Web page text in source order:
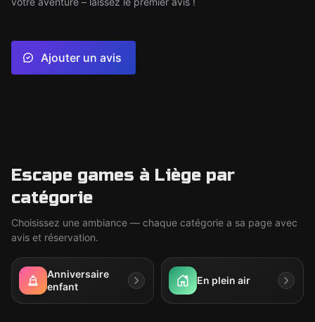
Ajouter un avis
Escape games à Liège par
catégorie
Choisissez une ambiance — chaque catégorie a sa page avec
avis et réservation.
Anniversaire
enfant
En plein air